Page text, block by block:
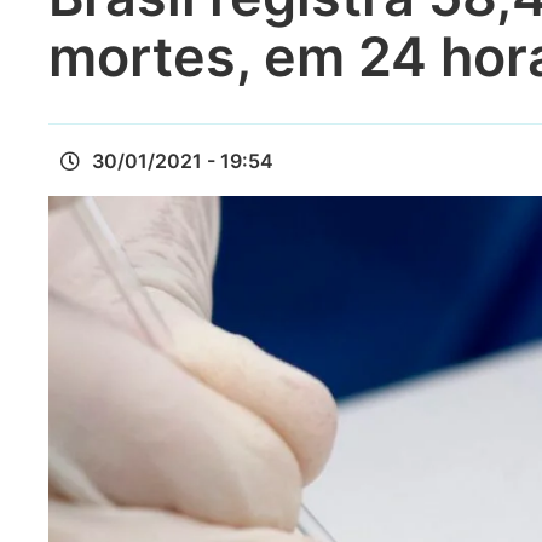
mortes, em 24
30/01/2021 - 19:54